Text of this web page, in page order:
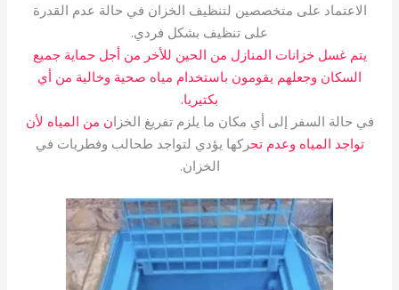
الاعتماد على متخصصين لتنظيف الخزان في حالة عدم القدرة
على تنظيف بشكل فردي.
يتم غسل خزانات المنازل من الحين للأخر من أجل حماية جميع
السكان وجعلهم يقومون باستخدام مياه صحية وخالية من أي
بكتيريا.
في حالة السفر إلى أي مكان ما يلزم تفريغ الخزان من المياه لأن
تواجد المياه وعدم تحركها يؤدي لتواجد طحالب وفطريات في
الخزان.